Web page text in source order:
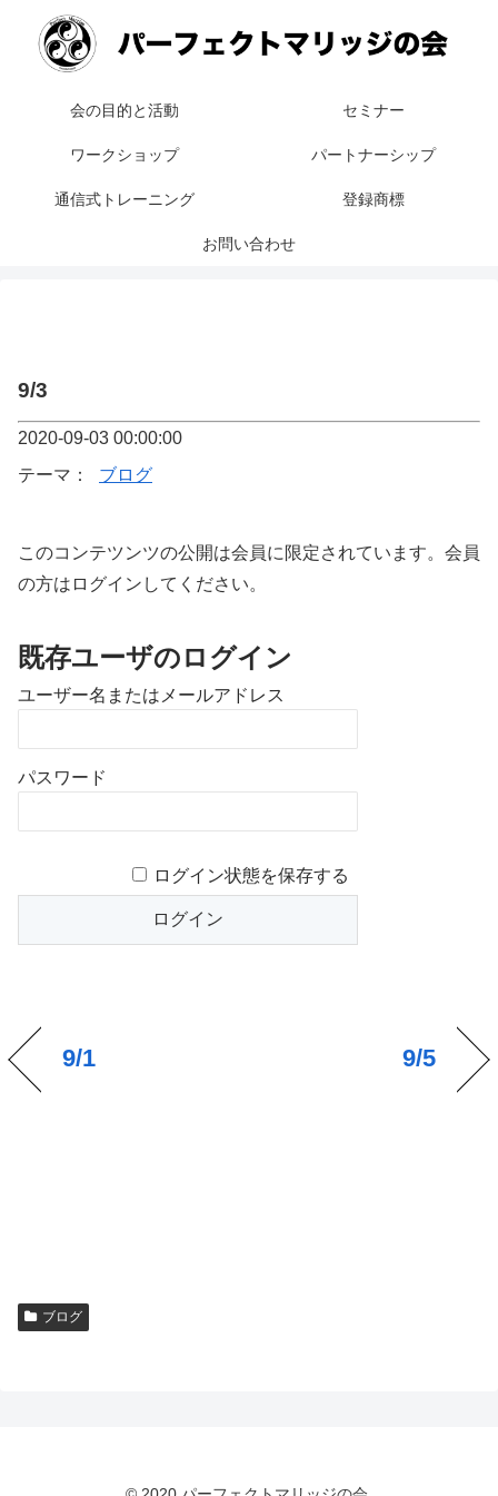
会の目的と活動 セミナー
ワークショップ パートナーシップ
通信式トレーニング 登録商標
お問い合わせ
9/3
2020-09-03 00:00:00
テーマ：
ブログ
このコンテツンツの公開は会員に限定されています。会員
の方はログインしてください。
既存ユーザのログイン
ユーザー名またはメールアドレス
パスワード
ログイン状態を保存する
9/1 9/5
ブログ